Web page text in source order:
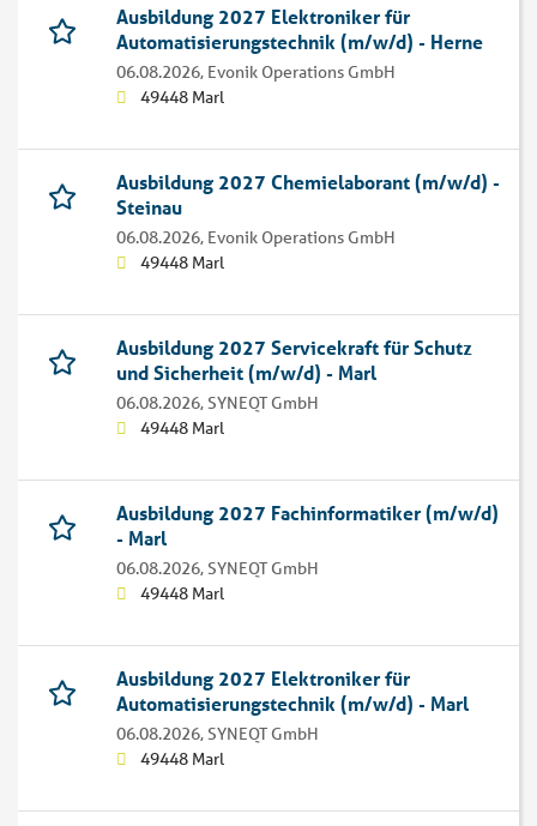
Ausbildung 2027 Elektroniker für
Automatisierungstechnik (m/w/d) - Herne
06.08.2026, Evonik Operations GmbH
49448 Marl
Ausbildung 2027 Chemielaborant (m/w/d) -
Steinau
06.08.2026, Evonik Operations GmbH
49448 Marl
Ausbildung 2027 Servicekraft für Schutz
und Sicherheit (m/w/d) - Marl
06.08.2026,SYNEQT GmbH
49448 Marl
Ausbildung 2027 Fachinformatiker (m/w/d)
- Marl
06.08.2026,SYNEQT GmbH
49448 Marl
Ausbildung 2027 Elektroniker für
Automatisierungstechnik (m/w/d) - Marl
06.08.2026,SYNEQT GmbH
49448 Marl